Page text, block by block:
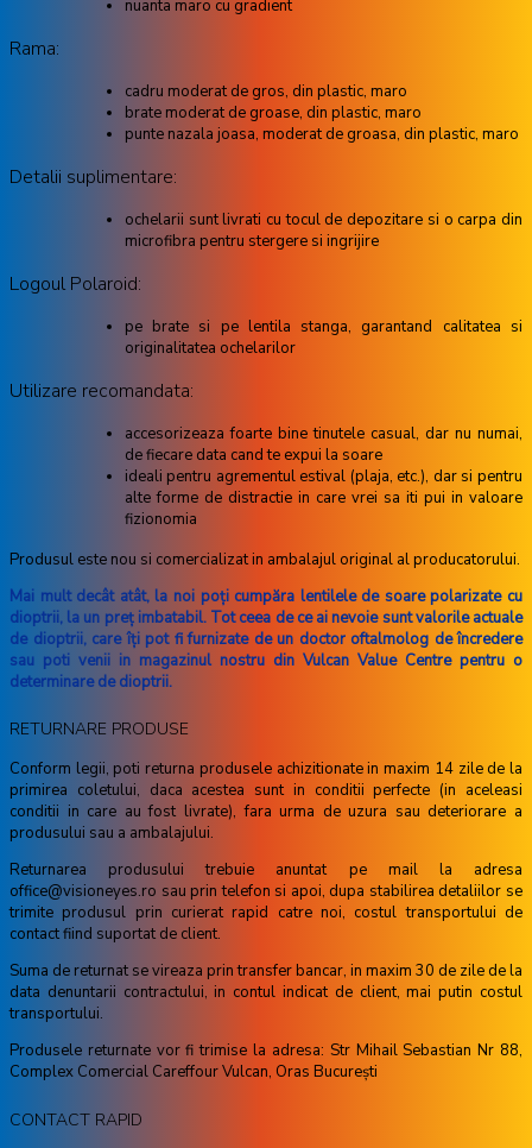
nuanta maro cu gradient
Rama:
cadru moderat de gros, din plastic, maro
brate moderat de groase, din plastic, maro
punte nazala joasa, moderat de groasa, din plastic, maro
Detalii suplimentare:
ochelarii sunt livrati cu tocul de depozitare si o carpa din
microfibra pentru stergere si ingrijire
Logoul Polaroid:
pe brate si pe lentila stanga, garantand calitatea si
originalitatea ochelarilor
Utilizare recomandata:
accesorizeaza foarte bine tinutele casual, dar nu numai,
de fiecare data cand te expui la soare
ideali pentru agrementul estival (plaja, etc.), dar si pentru
alte forme de distractie in care vrei sa iti pui in valoare
fizionomia
Produsul este nou si comercializat in ambalajul original al producatorului.
Mai mult decât atât, la noi poţi cumpăra lentilele de soare polarizate cu
dioptrii, la un preţ imbatabil. Tot ceea de ce ai nevoie sunt valorile actuale
de dioptrii, care îţi pot fi furnizate de un doctor oftalmolog de încredere
sau poti venii in magazinul nostru din Vulcan Value Centre pentru o
determinare de dioptrii.
RETURNARE PRODUSE
Conform legii, poti returna produsele achizitionate in maxim 14 zile de la
primirea coletului, daca acestea sunt in conditii perfecte (in aceleasi
conditii in care au fost livrate), fara urma de uzura sau deteriorare a
produsului sau a ambalajului.
Returnarea produsului trebuie anuntat pe mail la adresa
office@visioneyes.ro sau prin telefon si apoi, dupa stabilirea detaliilor se
trimite produsul prin curierat rapid catre noi, costul transportului de
contact fiind suportat de client.
Suma de returnat se vireaza prin transfer bancar, in maxim 30 de zile de la
data denuntarii contractului, in contul indicat de client, mai putin costul
transportului.
Produsele returnate vor fi trimise la adresa: Str Mihail Sebastian Nr 88,
Complex Comercial Careffour Vulcan, Oras București
CONTACT RAPID